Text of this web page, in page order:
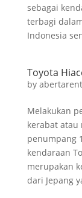
sebagai
terbagi
Indonesia
Toyota
by
Melakukan
kerabat atau
penumpang
kendaraan
merupakan
dari Jepang